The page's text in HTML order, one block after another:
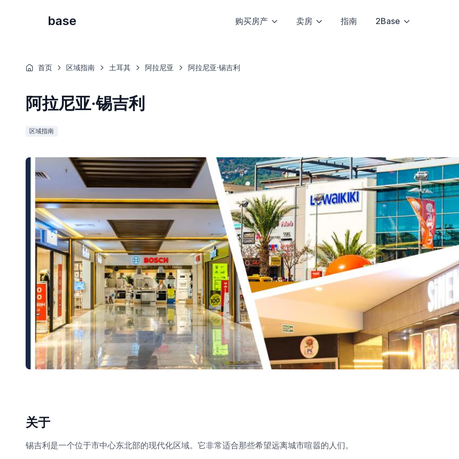
base 购买房产 卖房 指南 2Base
首页 区域指南 土耳其 阿拉尼亚 阿拉尼亚·锡吉利
阿拉尼亚·锡吉利
区域指南
关于
锡吉利是一个位于市中心东北部的现代化区域。它非常适合那些希望远离城市喧嚣的人们。